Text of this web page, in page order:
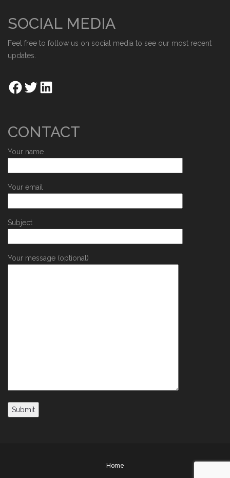
SOCIAL MEDIA
Feel free to follow us on social media to see our most recent
updates.
CONTACT
Your name
Your email
Subject
Your message (optional)
Home